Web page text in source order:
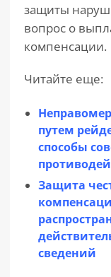
защиты
вопрос о
компенсации.
Читайте еще:
путем
способы
Защита
сведений